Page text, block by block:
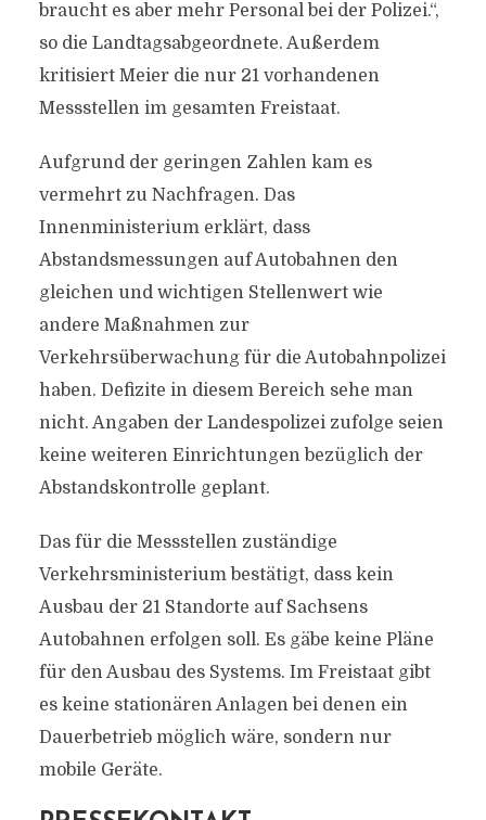
braucht es aber mehr Personal bei der Polizei.“,
so die Landtagsabgeordnete. Außerdem
kritisiert Meier die nur 21 vorhandenen
Messstellen im gesamten Freistaat.
Aufgrund der geringen Zahlen kam es
vermehrt zu Nachfragen. Das
Innenministerium erklärt, dass
Abstandsmessungen auf Autobahnen den
gleichen und wichtigen Stellenwert wie
andere Maßnahmen zur
Verkehrsüberwachung für die Autobahnpolizei
haben. Defizite in diesem Bereich sehe man
nicht. Angaben der Landespolizei zufolge seien
keine weiteren Einrichtungen bezüglich der
Abstandskontrolle geplant.
Das für die Messstellen zuständige
Verkehrsministerium bestätigt, dass kein
Ausbau der 21 Standorte auf Sachsens
Autobahnen erfolgen soll. Es gäbe keine Pläne
für den Ausbau des Systems. Im Freistaat gibt
es keine stationären Anlagen bei denen ein
Dauerbetrieb möglich wäre, sondern nur
mobile Geräte.